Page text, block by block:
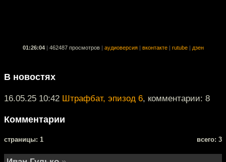
01:26:04 462487 просмотров аудиоверсия вконтакте rutube дзен
В новостях
16.05.25 10:42 Штрафбат, эпизод 6, комментарии: 8
Комментарии
cтраницы: 1 всего: 3